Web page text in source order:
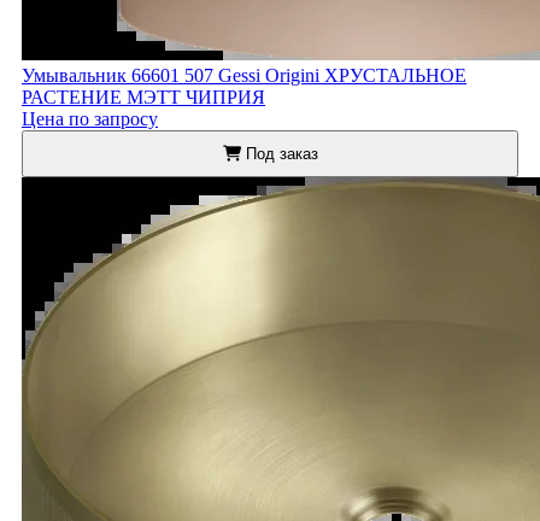
Умывальник 66601 507 Gessi Origini ХРУСТАЛЬНОЕ
РАСТЕНИЕ МЭТТ ЧИПРИЯ
Цена по запросу
Под заказ